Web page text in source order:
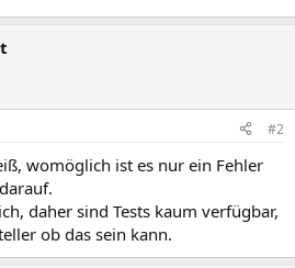
#2
womöglich ist es nur ein Fehler
daher sind Tests kaum verfügbar,
ob das sein kann.